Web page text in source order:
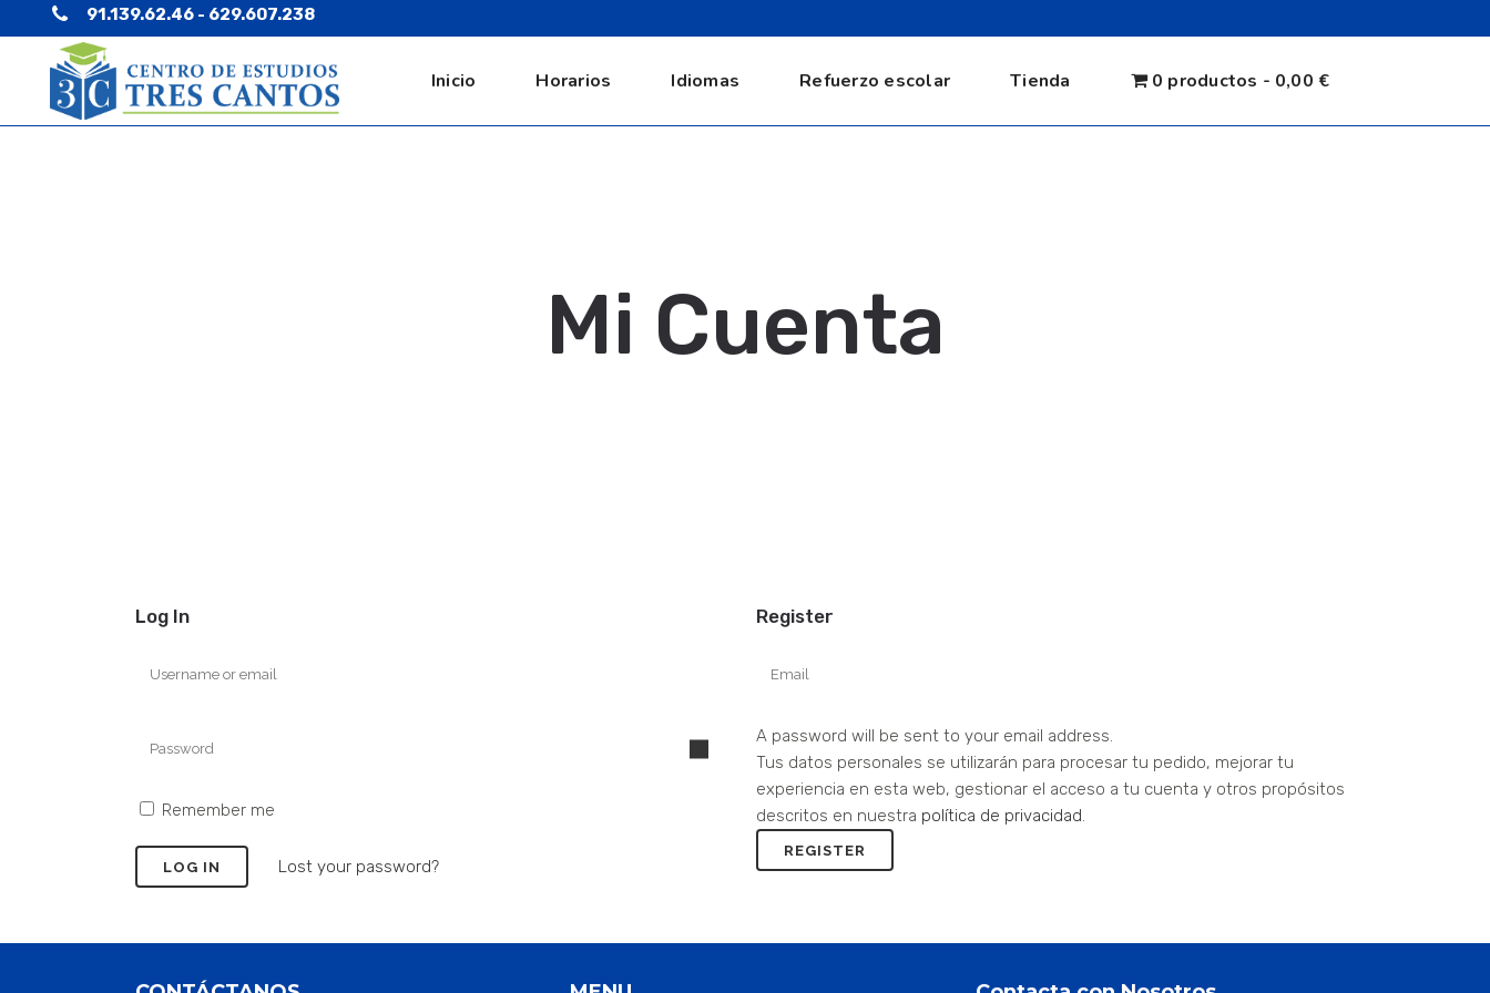
91.139.62.46 - 629.607.238
Inicio Horarios Idiomas Refuerzo escolar Tienda 0 productos 0,00 €
Mi Cuenta
Log In
Remember me
Lost your password?
Register
A password will be sent to your email address.
Tus datos personales se utilizarán para procesar tu pedido, mejorar tu
experiencia en esta web, gestionar el acceso a tu cuenta y otros propósitos
descritos en nuestra política de privacidad.